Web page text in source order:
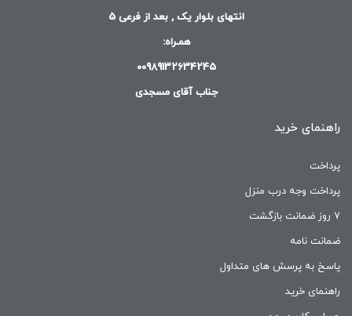
انتهای بلوار یک , بعد از فرعی 5
همـراه:
00989132634245
جناب آقای مسجدی
راهنمای خرید
پرداخت
پرداخت وجه درب منزل
۷ روز ضمانت بازگشت
ضمانت نامه
پاسخ به پرسش های متداول
راهنمای خرید